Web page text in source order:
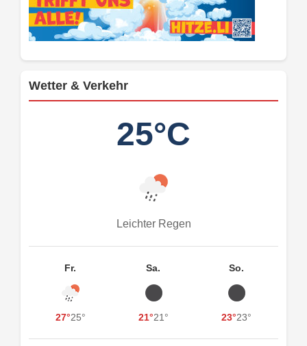
Wetter & Verkehr
25°C
Leichter Regen
Fr.
27°25°
Sa.
21°21°
So.
23°23°